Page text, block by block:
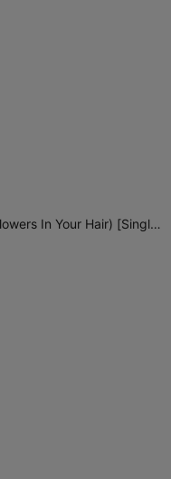
San Francisco (Be Sure to Wear Flowers In Your Hair) [Single Version]